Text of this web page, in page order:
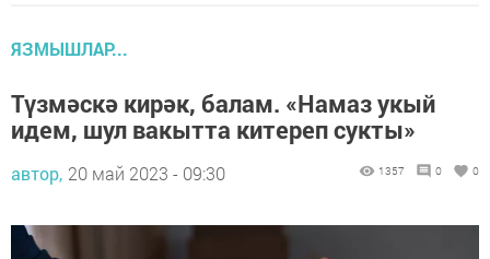
ЯЗМЫШЛАР...
Түзмәскә кирәк, балам. «Намаз укый
идем, шул вакытта китереп сукты»
автор, 20 май 2023 - 09:30 1357 0 0